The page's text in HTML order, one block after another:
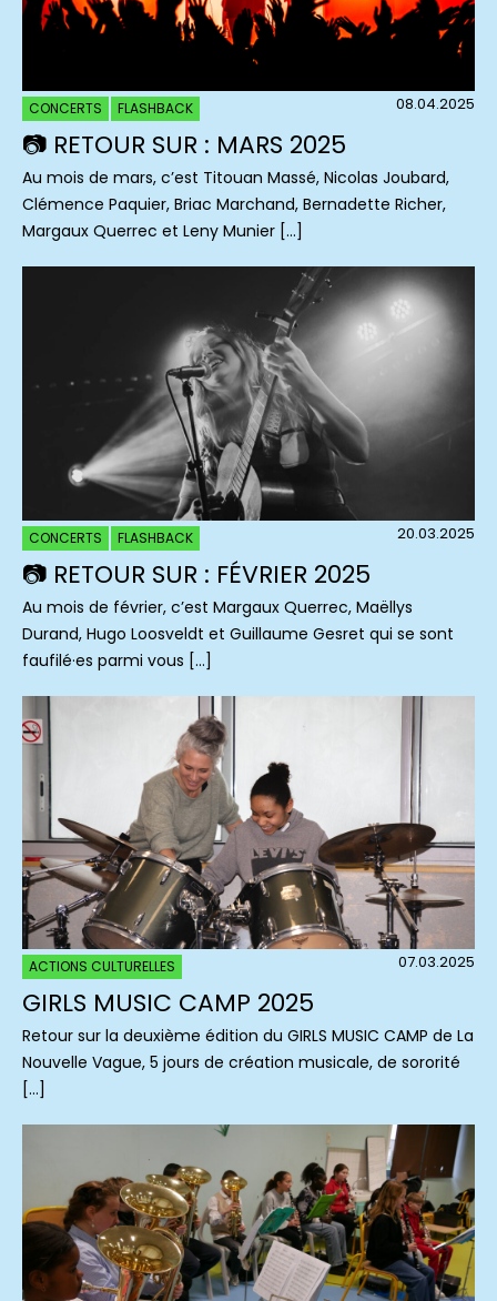
CONCERTS FLASHBACK 08.04.2025
📷 RETOUR SUR : MARS 2025
Au mois de mars, c’est Titouan Massé, Nicolas Joubard,
Clémence Paquier, Briac Marchand, Bernadette Richer,
Margaux Querrec et Leny Munier […]
CONCERTS FLASHBACK 20.03.2025
📷 RETOUR SUR : FÉVRIER 2025
Au mois de février, c’est Margaux Querrec, Maëllys
Durand, Hugo Loosveldt et Guillaume Gesret qui se sont
faufilé·es parmi vous […]
ACTIONS CULTURELLES 07.03.2025
GIRLS MUSIC CAMP 2025
Retour sur la deuxième édition du GIRLS MUSIC CAMP de La
Nouvelle Vague, 5 jours de création musicale, de sororité
[…]